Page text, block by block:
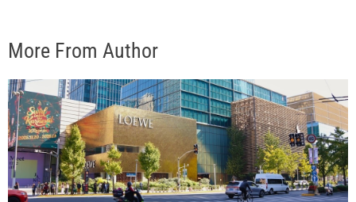
More From Author